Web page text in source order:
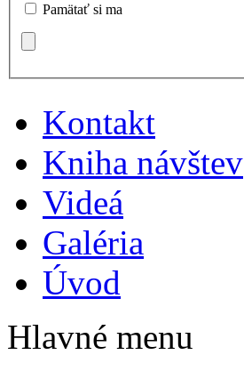
Pamätať si ma
Kontakt
Kniha návštev
Videá
Galéria
Úvod
Hlavné menu